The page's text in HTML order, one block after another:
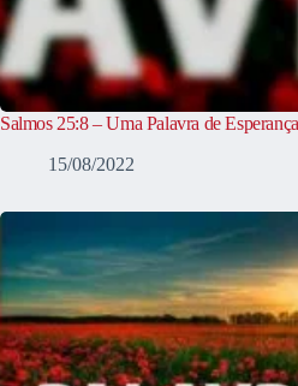
Salmos 25:8 – Uma Palavra de
15/08/2022